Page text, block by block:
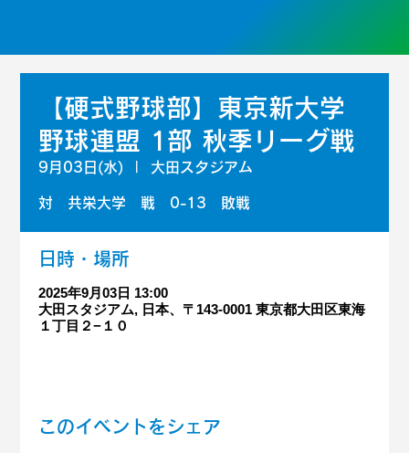
【硬式野球部】東京新大学
野球連盟 1部 秋季リーグ戦
9月03日(水) 大田スタジアム
対 共栄大学 戦 0-13 敗戦
日時・場所
2025年9月03日 13:00
大田スタジアム, 日本、〒143-0001 東京都大田区東海
１丁目２−１０
このイベントをシェア